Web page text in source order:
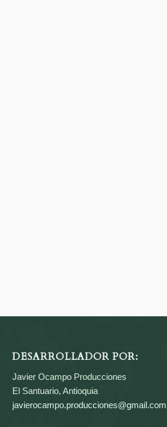
DESARROLLADOR POR:
Javier Ocampo Producciones
El Santuario, Antioquia
javierocampo.producciones@gmail.com